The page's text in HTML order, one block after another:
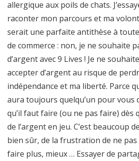
allergique aux poils de chats.
raconter mon parcours et ma
serait une parfaite antithèse à
de commerce : non, je ne souhaite
d’argent avec 9 Lives ! Je ne
accepter d’argent au risque de
indépendance et ma liberté. Parce
aura toujours quelqu’un pour vous
qu’il faut faire (ou ne pas faire) dès
de l’argent en jeu. C’est beaucoup
bien sûr, de la frustration de ne
faire plus, mieux … Essayer de